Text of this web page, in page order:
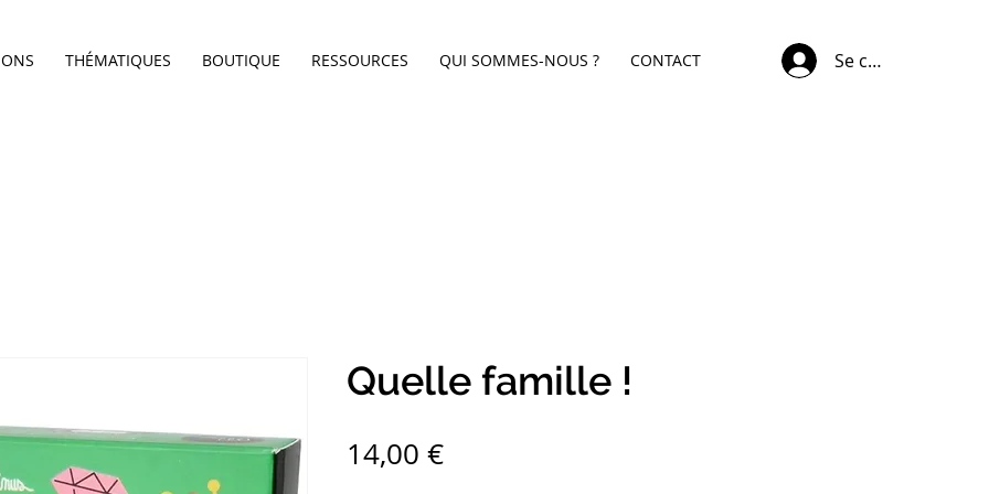
THÉMATIQUES BOUTIQUE RESSOURCES QUI SOMMES-NOUS ? CONTACT Se connecter
Quelle famille !
14,00 €Prix